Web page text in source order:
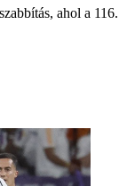
ahol a 116.